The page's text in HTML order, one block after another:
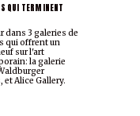
QUI TERMINENT
dans 3 galeries de
qui offrent un
sur l'art
la galerie
et Alice Gallery.